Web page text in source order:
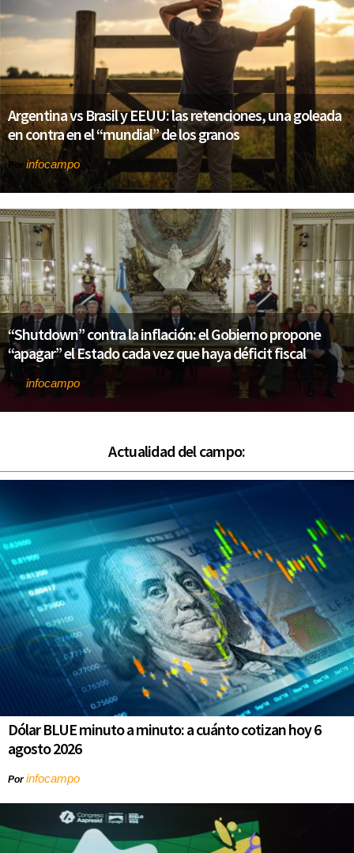
Argentina vs Brasil y EEUU: las retenciones, una goleada
en contra en el “mundial” de los granos
Por infocampo
“Shutdown” contra la inflación: el Gobierno propone
“apagar” el Estado cada vez que haya déficit fiscal
Por infocampo
Actualidad del campo:
Dólar BLUE minuto a minuto: a cuánto cotizan hoy 6
agosto 2026
Porinfocampo